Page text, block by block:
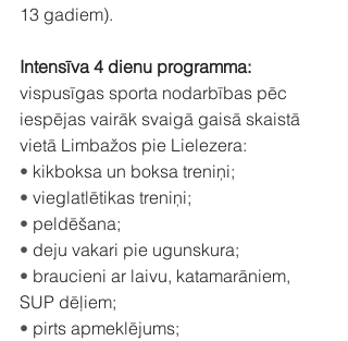
13 gadiem).
Intensīva 4 dienu programma:
vispusīgas sporta nodarbības pēc
iespējas vairāk svaigā gaisā skaistā
vietā Limbažos pie Lielezera:
• kikboksa un boksa treniņi;
• vieglatlētikas treniņi;
• peldēšana;
• deju vakari pie ugunskura;
• braucieni ar laivu, katamarāniem,
SUP dēļiem;
• pirts apmeklējums;